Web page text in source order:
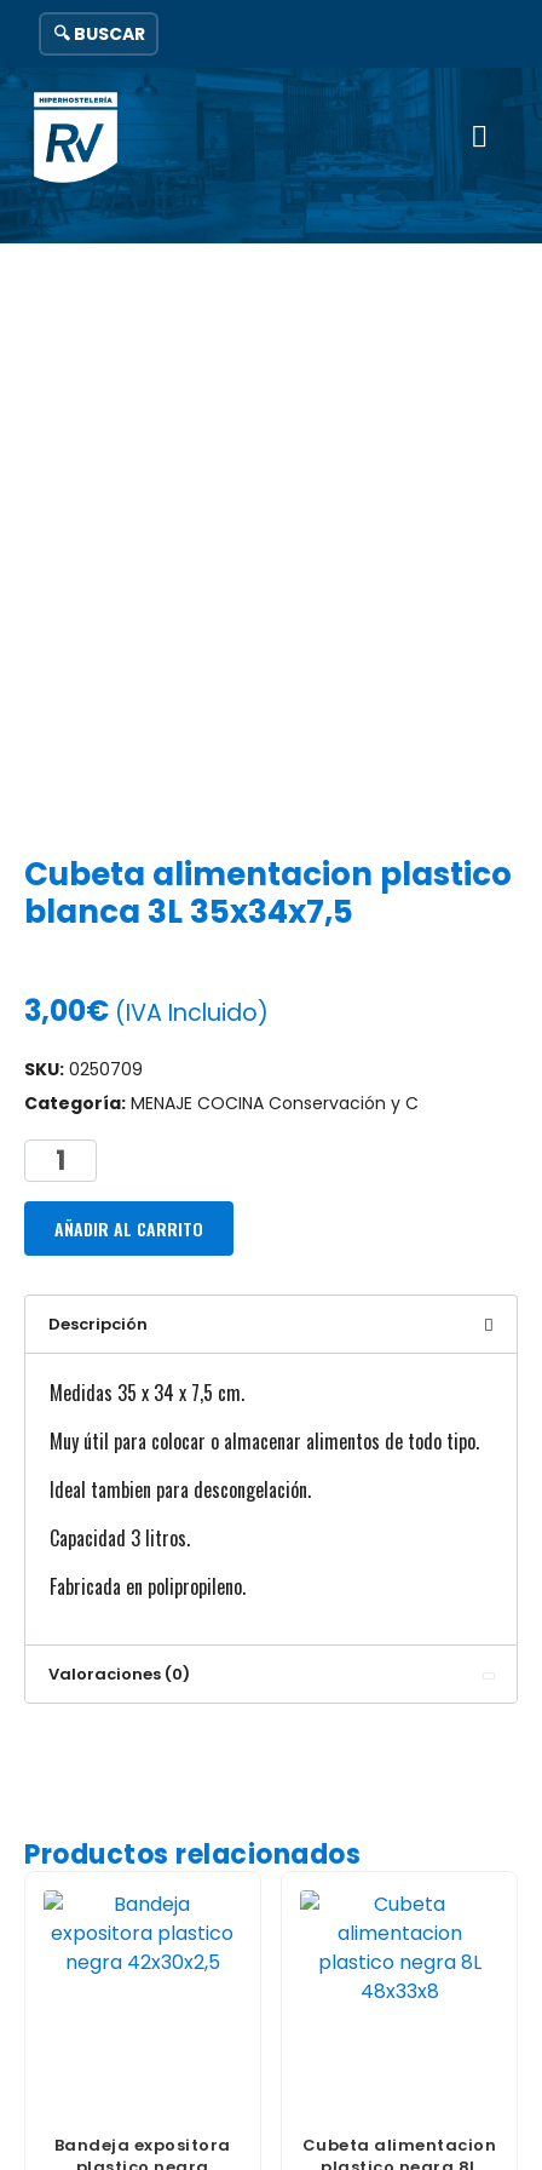
🔍 BUSCAR
Cubeta alimentacion plastico
blanca 3L 35x34x7,5
3,00€ (IVA Incluido)
SKU: 0250709
Categoría: MENAJE COCINA Conservación y C
AÑADIR AL CARRITO
Descripción
Medidas 35 x 34 x 7,5 cm.
Muy útil para colocar o almacenar alimentos de todo tipo.
Ideal tambien para descongelación.
Capacidad 3 litros.
Fabricada en polipropileno.
Valoraciones (0)
Productos relacionados
Bandeja expositora
Cubeta alimentacion